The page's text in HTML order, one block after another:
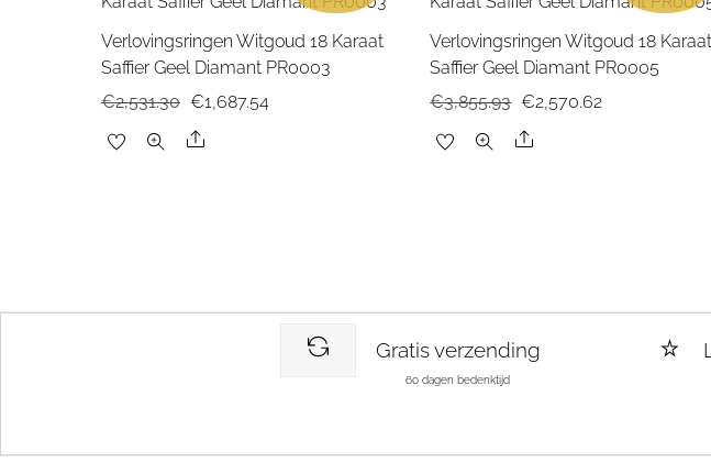
Verlovingsringen Witgoud 18 Karaat
Saffier Geel Diamant PR0003
€2,531.30 Oorspronkelijke
prijs
€1,687.54Huidige
Share
Verlovingsringen Witgoud 18 Karaat
Saffier Geel Diamant PR0005
€3,855.93 Oorspronkelijke
prijs
€2,570.62Huidige
Share
Gratis verzending
60 dagen bedenktijd